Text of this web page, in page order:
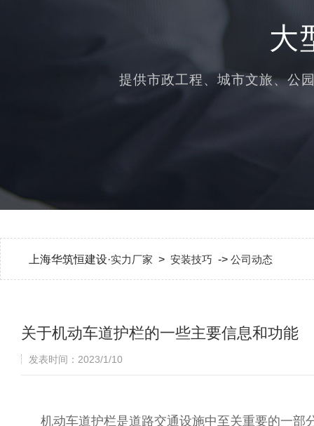
大
提供市政工程、城市文旅、公
上海华筑恒建设·实力厂家 > 安装技巧 -> 公司动态
关于机动车道护栏的一些主要信息和功能
发表时间：2023/1/10
机动车道护栏是道路交通设施中至关重要的一